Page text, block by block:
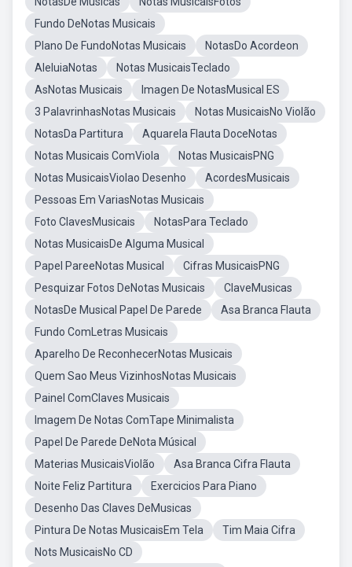
Fundo DeNotas Musicais
Plano De FundoNotas Musicais
NotasDo Acordeon
AleluiaNotas
Notas MusicaisTeclado
AsNotas Musicais
Imagen De NotasMusical ES
3 PalavrinhasNotas Musicais
Notas MusicaisNo Violão
NotasDa Partitura
Aquarela Flauta DoceNotas
Notas Musicais ComViola
Notas MusicaisPNG
Notas MusicaisViolao Desenho
AcordesMusicais
Pessoas Em VariasNotas Musicais
Foto ClavesMusicais
NotasPara Teclado
Notas MusicaisDe Alguma Musical
Papel PareeNotas Musical
Cifras MusicaisPNG
Pesquizar Fotos DeNotas Musicais
ClaveMusicas
NotasDe Musical Papel De Parede
Asa Branca Flauta
Fundo ComLetras Musicais
Aparelho De ReconhecerNotas Musicais
Quem Sao Meus VizinhosNotas Musicais
Painel ComClaves Musicais
Imagem De Notas ComTape Minimalista
Papel De Parede DeNota Músical
Materias MusicaisViolão
Asa Branca Cifra Flauta
Noite Feliz Partitura
Exercicios Para Piano
Desenho Das Claves DeMusicas
Pintura De Notas MusicaisEm Tela
Tim Maia Cifra
Nots MusicaisNo CD